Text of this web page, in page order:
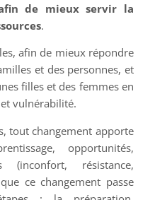
de mieux servir la
.
afin de mieux répondre
et des personnes, et
filles et des femmes en
vulnérabilité.
tout changement apporte
opportunités,
résistance,
ce changement passe